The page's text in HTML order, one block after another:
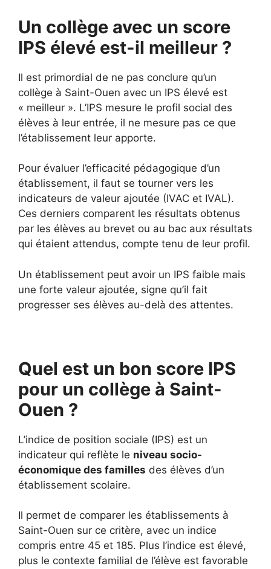
Un collège avec un score
IPS élevé est-il meilleur ?
Il est primordial de ne pas conclure qu’un
collège à Saint-Ouen avec un IPS élevé est
« meilleur ». L’IPS mesure le profil social des
élèves à leur entrée, il ne mesure pas ce que
l’établissement leur apporte.
Pour évaluer l’efficacité pédagogique d’un
établissement, il faut se tourner vers les
indicateurs de valeur ajoutée (IVAC et IVAL).
Ces derniers comparent les résultats obtenus
par les élèves au brevet ou au bac aux résultats
qui étaient attendus, compte tenu de leur profil.
Un établissement peut avoir un IPS faible mais
une forte valeur ajoutée, signe qu’il fait
progresser ses élèves au-delà des attentes.
Quel est un bon score IPS
pour un collège à Saint-
Ouen ?
L’indice de position sociale (IPS) est un
indicateur qui reflète le niveau socio-
économique des familles des élèves d’un
établissement scolaire.
Il permet de comparer les établissements à
Saint-Ouen sur ce critère, avec un indice
compris entre 45 et 185. Plus l’indice est élevé,
plus le contexte familial de l’élève est favorable